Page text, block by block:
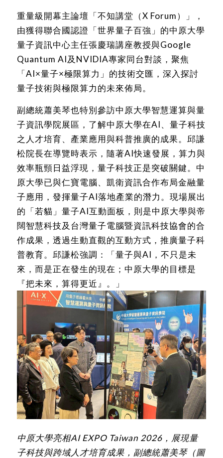
重量級開幕主論壇「不知講堂（X Forum）」，
由獲得聯合國認證「世界量子百強」的中原大學
量子資訊中心主任張慶瑞講座教授與Google
Quantum AI及NVIDIA專家同台對談，聚焦
「AI×量子×極限算力」的技術交匯，深入探討
量子技術與極限算力的未來佈局。
副總統蕭美琴也特別參訪中原大學智慧運算與量
子資訊學院展區，了解中原大學在AI、量子科技
之人才培育、產業應用與科普推廣的成果。邱謙
松院長在導覽時表示，隨著AI快速發展，算力與
效率瓶頸日益浮現，量子科技正是突破關鍵。中
原大學已與仁寶電腦、凱衛資訊合作布局金融量
子應用，發揮量子AI落地產業的潛力。現場展出
的「若貓」量子AI互動面板，則是中原大學與帝
闊智慧科技及台灣量子電腦暨資訊科技協會的合
作成果，透過生動直觀的互動方式，推廣量子科
普教育。邱謙松強調：「量子與AI，不只是未
來，而是正在發生的現在；中原大學的目標是
『把未來，算得更近』。」
中原大學亮相AI EXPO Taiwan 2026，展現量
子科技與跨域人才培育成果，副總統蕭美琴（圖